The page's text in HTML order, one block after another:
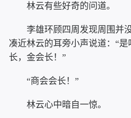
林云有些好奇的问道。
李雄环顾四周发现周围并
凑近林云的耳旁小声说道：“
长，金会长！”
“商会会长！”
林云心中暗自一惊。